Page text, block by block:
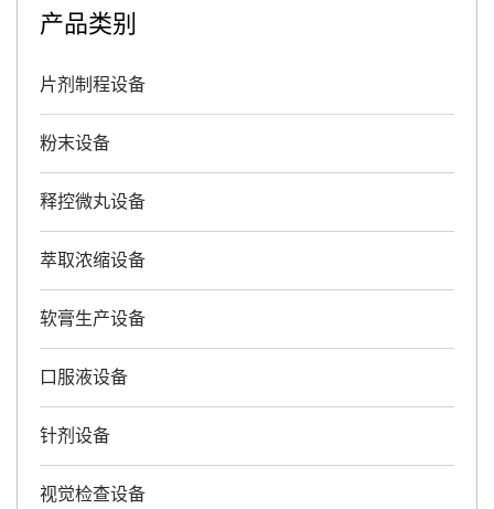
产品类别
片剂制程设备
粉末设备
释控微丸设备
萃取浓缩设备
软膏生产设备
口服液设备
针剂设备
视觉检查设备